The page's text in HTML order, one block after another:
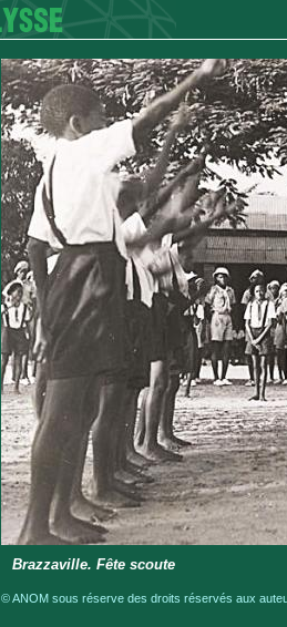
Brazzaville. Fête scoute
© ANOM sous réserve des droits réservés aux